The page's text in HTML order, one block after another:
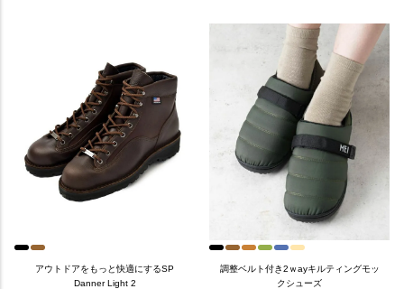
アウトドアをもっと快適にするSP
Danner Light 2
調整ベルト付き2ｗayキルティングモッ
クシューズ